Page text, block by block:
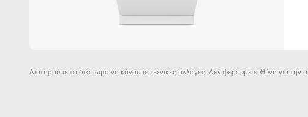
Διατηρούμε το δικαίωμα να κάνουμε τεχνικές αλλαγές. Δεν φέρουμε ευθύνη για